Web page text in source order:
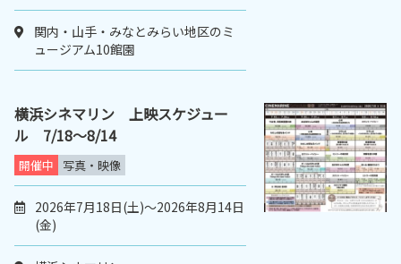
関内・山手・みなとみらい地区のミ
ュージアム10館園
横浜シネマリン 上映スケジュー
ル 7/18～8/14
開催中 写真・映像
2026年7月18日(土)～2026年8月14日
(金)